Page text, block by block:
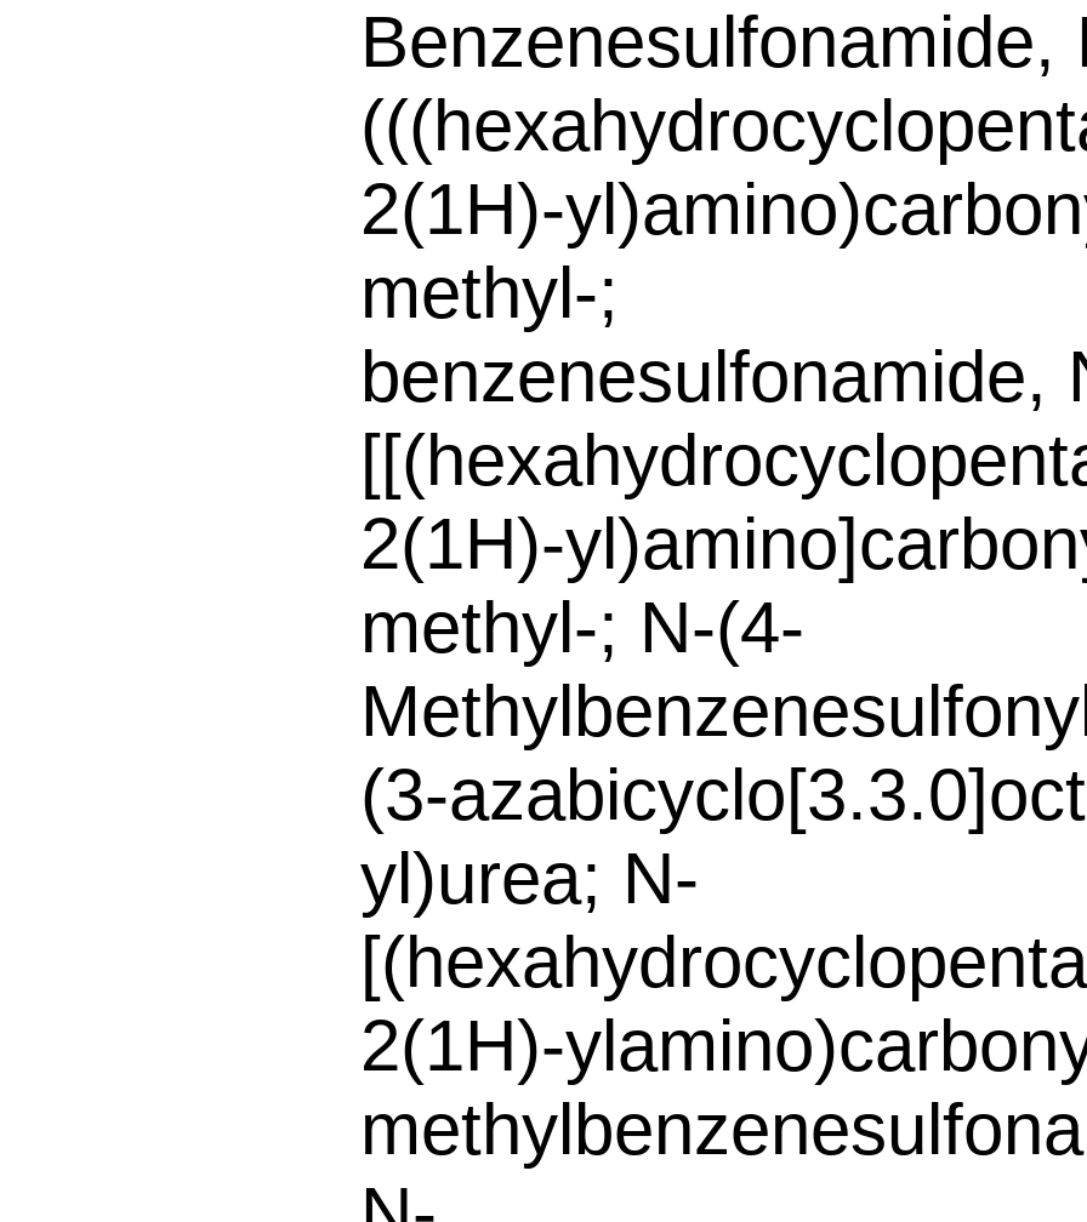
Benzenesulfonamide,
2(1H)-
methyl-;
benzenesulfonamide,
2(1H)-
methyl-; N-(4-
(3-
yl)urea; N-
2(1H)-